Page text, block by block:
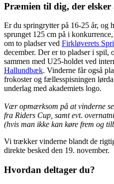
Præmien til dig, der elsker
Er du springrytter på 16-25 år, og
sprunget 125 cm på i
om to pladser ved Firkløverets
december. Der er to pladser i
sammen med U25-holdet ved
Hallundbæk. Vinderne får også
frokoster og fællesspisningen
underlag med akademiets logo.
Vær opmærksom på at vinderne
fra Riders Cup, samt evt.
(hvis man ikke kan køre frem og
Vi trækker vinderne blandt de
direkte besked den 19. november.
Hvordan deltager du?